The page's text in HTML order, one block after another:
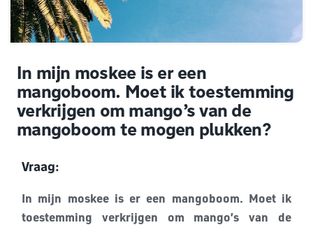
In mijn moskee is er een
mangoboom. Moet ik toestemming
verkrijgen om mango’s van de
mangoboom te mogen plukken?
Vraag:
In mijn moskee is er een mangoboom. Moet ik
toestemming verkrijgen om mango’s van de